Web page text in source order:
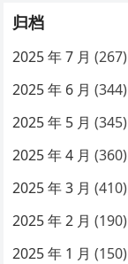
归档
2025 年 7 月 (267)
2025 年 6 月 (344)
2025 年 5 月 (345)
2025 年 4 月 (360)
2025 年 3 月 (410)
2025 年 2 月 (190)
2025 年 1 月 (150)